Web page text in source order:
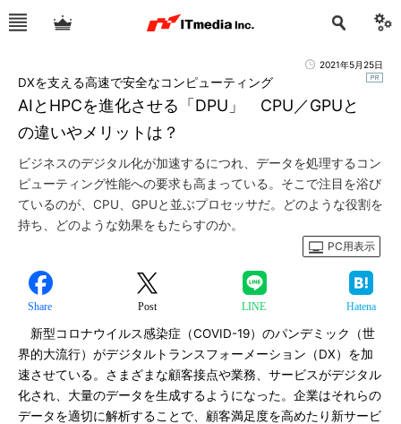
2021年5月25日
AIとHPCを進化させる「DPU」 CPU／GPUと
の違いやメリットは？
DXを支える高速で安全なコンピューティング
ビジネスのデジタル化が加速するにつれ、データを処理するコン
ピューティング性能への要求も高まっている。そこで注目を浴び
ているのが、CPU、GPUと並ぶプロセッサだ。どのような役割を
持ち、どのような効果をもたらすのか。
PC用表示
Share Post LINE Hatena
新型コロナウイルス感染症（COVID-19）のパンデミック（世
界的大流行）がデジタルトランスフォーメーション（DX）を加
速させている。さまざまな顧客接点や業務、サービスがデジタル
化され、大量のデータを生成するようになった。企業はそれらの
データを適切に解析することで、顧客満足度を高めたり新サービ